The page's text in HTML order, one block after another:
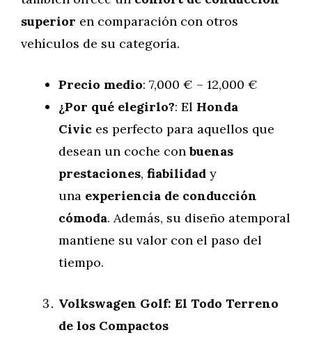
superior en comparación con otros
vehículos de su categoría.
Precio medio: 7,000 € – 12,000 €
¿Por qué elegirlo?: El Honda
Civic es perfecto para aquellos que
desean un coche conbuenas
prestaciones, fiabilidad y
una experiencia de conducción
cómoda. Además, su diseño atemporal
mantiene su valor con el paso del
tiempo.
Volkswagen Golf: El Todo Terreno
de los Compactos